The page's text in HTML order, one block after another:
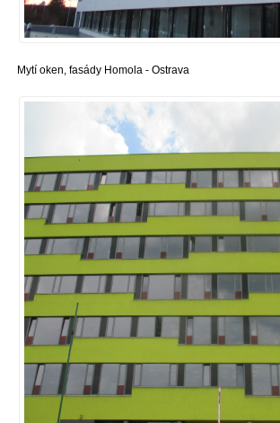
Mytí oken, fasády Homola - Ostrava